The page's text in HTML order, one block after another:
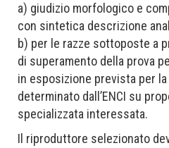
a) giudizio morfologico e
con sintetica descrizione
b) per le razze sottoposte a
di superamento della prova
in esposizione prevista per
determinato dall’ENCI su
specializzata interessata.
Il riproduttore selezionato